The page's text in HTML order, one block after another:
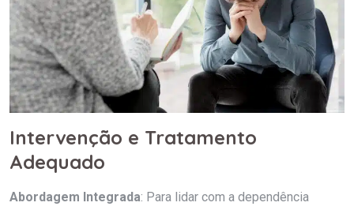
Intervenção e Tratamento
Adequado
Abordagem Integrada: Para lidar com a dependência